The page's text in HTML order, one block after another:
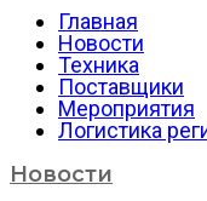
Главная
Новости
Техника
Поставщики
Мероприятия
Логистика
Новости